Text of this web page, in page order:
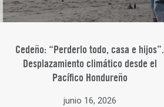
Cedeño: “Perderlo todo, casa e hijos”.
Desplazamiento climático desde el
Pacífico Hondureño
junio 16, 2026